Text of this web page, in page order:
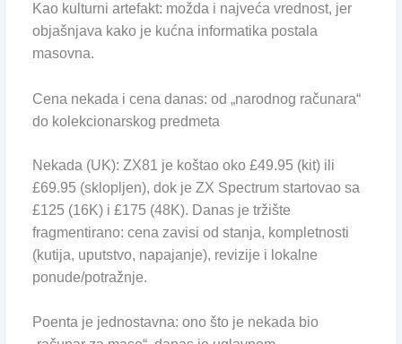
Kao kulturni artefakt: možda i najveća vrednost, jer
objašnjava kako je kućna informatika postala
masovna.
Cena nekada i cena danas: od „narodnog računara“
do kolekcionarskog predmeta
Nekada (UK): ZX81 je koštao oko £49.95 (kit) ili
£69.95 (sklopljen), dok je ZX Spectrum startovao sa
£125 (16K) i £175 (48K). Danas je tržište
fragmentirano: cena zavisi od stanja, kompletnosti
(kutija, uputstvo, napajanje), revizije i lokalne
ponude/potražnje.
Poenta je jednostavna: ono što je nekada bio